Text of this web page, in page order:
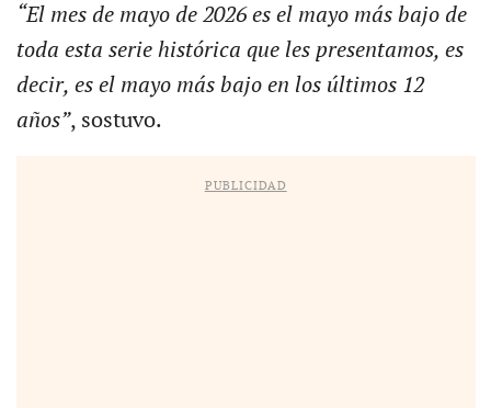
“El mes de mayo de 2026 es el mayo más bajo de
toda esta serie histórica que les presentamos, es
decir, es el mayo más bajo en los últimos 12
años”, sostuvo.
PUBLICIDAD